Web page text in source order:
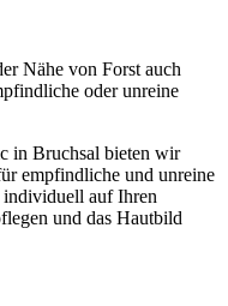
Nähe von Forst auch
oder unreine
in Bruchsal bieten wir
empfindliche und unreine
auf Ihren
und das Hautbild